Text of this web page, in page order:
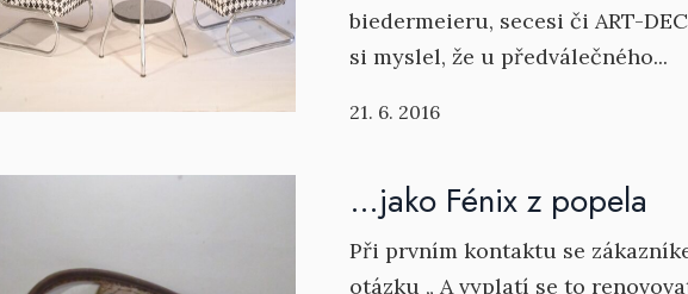
biedermeieru, secesi či ART-
si myslel, že u předválečného...
21. 6. 2016
…jako Fénix z popela
Při prvním kontaktu se
otázku „ A vyplatí se to